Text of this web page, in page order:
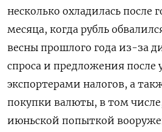
несколько охладилась после
месяца, когда рубль
весны прошлого года из-за
спроса и предложения после
экспортерами налогов, а
покупки валюты, в том
июньской попыткой